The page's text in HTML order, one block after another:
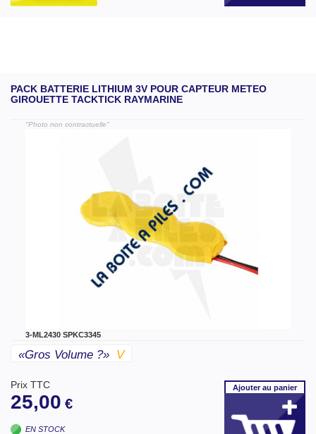
PACK BATTERIE LITHIUM 3V POUR CAPTEUR METEO
GIROUETTE TACKTICK RAYMARINE
"Photo non contractuelle"
3-ML2430 SPKC3345
«gros Volume ?» V
Prix TTC
25,00 €
EN STOCK
Ajouterau panier